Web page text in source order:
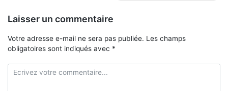
Laisser un commentaire
Votre adresse e-mail ne sera pas publiée. Les champs
obligatoires sont indiqués avec *